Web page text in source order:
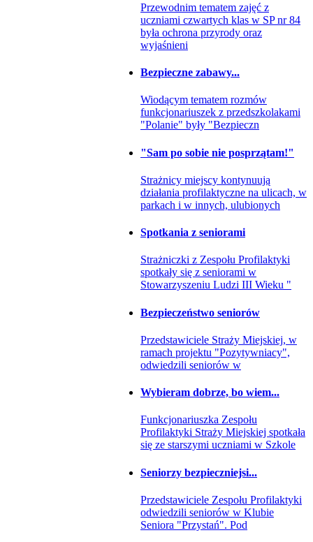
Przewodnim tematem zajęć z
uczniami czwartych klas w SP nr 84
była ochrona przyrody oraz
wyjaśnieni
Bezpieczne zabawy...
Wiodącym tematem rozmów
funkcjonariuszek z przedszkolakami
"Polanie" były "Bezpieczn
"Sam po sobie nie posprzątam!"
Strażnicy miejscy kontynuują
działania profilaktyczne na ulicach, w
parkach i w innych, ulubionych
Spotkania z seniorami
Strażniczki z Zespołu Profilaktyki
spotkały się z seniorami w
Stowarzyszeniu Ludzi III Wieku "
Bezpieczeństwo seniorów
Przedstawiciele Straży Miejskiej, w
ramach projektu "Pozytywniacy",
odwiedzili seniorów w
Wybieram dobrze, bo wiem...
Funkcjonariuszka Zespołu
Profilaktyki Straży Miejskiej spotkała
się ze starszymi uczniami w Szkole
Seniorzy bezpieczniejsi...
Przedstawiciele Zespołu Profilaktyki
odwiedzili seniorów w Klubie
Seniora "Przystań". Pod